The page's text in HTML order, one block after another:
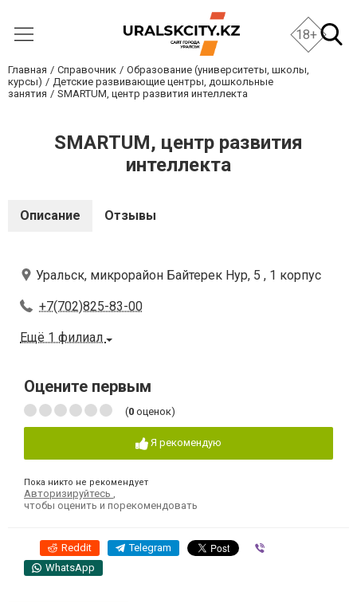
18+
Главная Справочник
Образование (университеты, школы,
курсы)
Детские развивающие центры, дошкольные
занятия
SMARTUM, центр развития интеллекта
SMARTUM, центр развития
интеллекта
Описание Отзывы
Уральск, микрорайон Байтерек Нур, 5 , 1 корпус
+7(702)825-83-00
Ещё 1 филиал
Оцените первым
(0 оценок)
Я рекомендую
Пока никто не рекомендует
Авторизируйтесь
чтобы оценить и порекомендовать
Reddit Telegram
WhatsApp